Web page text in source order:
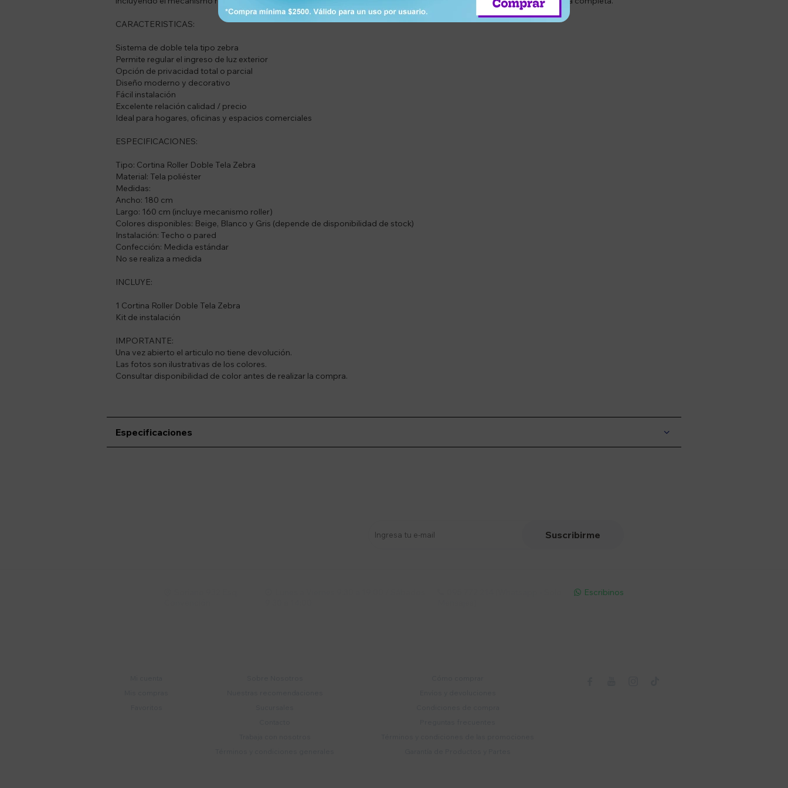
CARACTERISTICAS:
Sistema de doble tela tipo zebra
Permite regular el ingreso de luz exterior
Opción de privacidad total o parcial
Diseño moderno y decorativo
Fácil instalación
Excelente relación calidad / precio
Ideal para hogares, oficinas y espacios comerciales
ESPECIFICACIONES:
Tipo: Cortina Roller Doble Tela Zebra
Material: Tela poliéster
Medidas:
Ancho: 180 cm
Largo: 160 cm (incluye mecanismo roller)
Colores disponibles: Beige, Blanco y Gris (depende de disponibilidad de stock)
Instalación: Techo o pared
Confección: Medida estándar
No se realiza a medida
INCLUYE:
1 Cortina Roller Doble Tela Zebra
Kit de instalación
IMPORTANTE:
Una vez abierto el articulo no tiene devolución.
Las fotos son ilustrativas de los colores.
Consultar disponibilidad de color antes de realizar la compra.
Especificaciones
Suscribirme
 Escribinos